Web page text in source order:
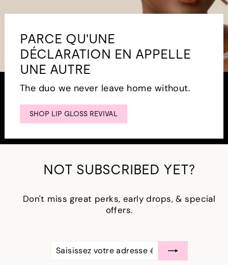
PARCE QU'UNE
DÉCLARATION EN APPELLE
UNE AUTRE
The duo we never leave home without.
SHOP LIP GLOSS REVIVAL
NOT SUBSCRIBED YET?
Don't miss great perks, early drops, & special
offers.
SAISISSEZ
VOTRE
ADRESSE
S'ABONNER